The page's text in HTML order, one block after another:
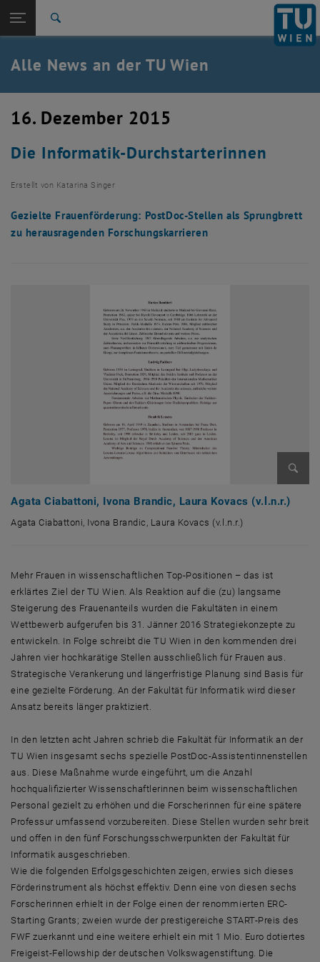
TU Login
Quicklinks
Quicklinks-Menü umschalten
Studium
Karriere
Zurück: Subseiten von TU Wien Startseite auflisten
Zurück zur letzten Ebene:
TU Wien Startseite
Übersicht
Alle News an der TU Wien
16. Dezember 2015
Die Informatik-Durchstarterinnen
Erstellt von Katarina Singer
Gezielte Frauenförderung: PostDoc-Stellen als Sprungbrett
zu herausragenden Forschungskarrieren
Agata Ciabattoni, Ivona Brandic, Laura Kovacs (v.l.n.r.)
Agata Ciabattoni, Ivona Brandic, Laura Kovacs (v.l.n.r.)
Mehr Frauen in wissenschaftlichen Top-Positionen – das ist
erklärtes Ziel der TU Wien. Als Reaktion auf die (zu) langsame
Steigerung des Frauenanteils wurden die Fakultäten in einem
Wettbewerb aufgerufen bis 31. Jänner 2016 Strategiekonzepte zu
entwickeln. In Folge schreibt die TU Wien in den kommenden drei
Jahren vier hochkarätige Stellen ausschließlich für Frauen aus.
Strategische Verankerung und längerfristige Planung sind Basis für
eine gezielte Förderung. An der Fakultät für Informatik wird dieser
Ansatz bereits länger praktiziert.
In den letzten acht Jahren schrieb die Fakultät für Informatik an der
TU Wien insgesamt sechs spezielle PostDoc-Assistentinnenstellen
aus. Diese Maßnahme wurde eingeführt, um die Anzahl
hochqualifizierter Wissenschaftlerinnen beim wissenschaftlichen
Personal gezielt zu erhöhen und die Forscherinnen für eine spätere
Professur umfassend vorzubereiten. Diese Stellen wurden sehr breit
und offen in den fünf Forschungsschwerpunkten der Fakultät für
Informatik ausgeschrieben.
Wie die folgenden Erfolgsgeschichten zeigen, erwies sich dieses
Förderinstrument als höchst effektiv. Denn eine von diesen sechs
Forscherinnen erhielt in der Folge einen der renommierten ERC-
Starting Grants; zweien wurde der prestigereiche START-Preis des
FWF zuerkannt und eine weitere erhielt ein mit 1 Mio. Euro dotiertes
Freigeist-Fellowship der deutschen Volkswagenstiftung. Die